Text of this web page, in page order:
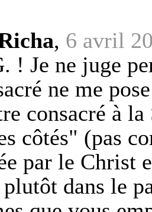
, 6 avril
! Je ne juge
ne me
consacré à
côtés" (pas
par le Christ
dans le